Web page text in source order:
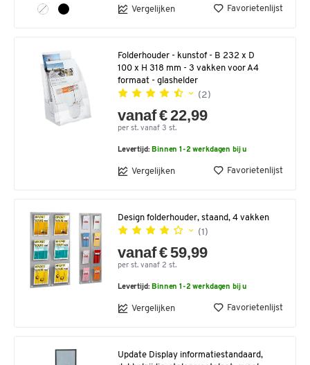
Vergelijken Favorietenlijst
Folderhouder - kunstof - B 232 x D
100 x H 318 mm - 3 vakken voor A4
formaat - glashelder
(2)
vanaf € 22,99
per st. vanaf 3 st.
Levertijd: Binnen 1-2 werkdagen bij u
Vergelijken Favorietenlijst
Design folderhouder, staand, 4 vakken
(1)
vanaf € 59,99
per st. vanaf 2 st.
Levertijd: Binnen 1-2 werkdagen bij u
Vergelijken Favorietenlijst
Update Display informatiestandaard,